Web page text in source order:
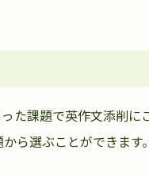
た課題で英作文添削に
ら選ぶことができます